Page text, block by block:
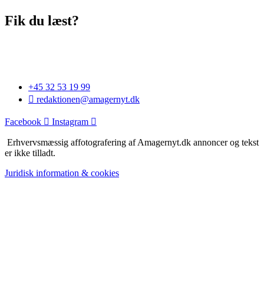
Fik du læst?
+45 32 53 19 99
redaktionen@amagernyt.dk
Facebook Instagram
Erhvervsmæssig affotografering af Amagernyt.dk annoncer og tekst
er ikke tilladt.
Juridisk information & cookies